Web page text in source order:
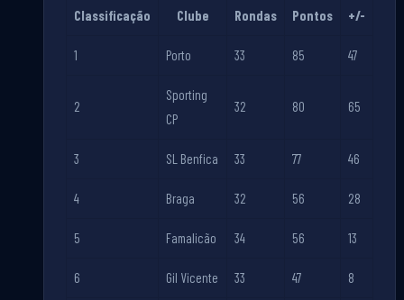
Classificação Clube Rondas Pontos +/-
1 Porto 33 85 47
2
Sporting
CP
32 80 65
3 SL Benfica 33 77 46
4 Braga 32 56 28
5 Famalicão 34 56 13
6 Gil Vicente 33 47 8